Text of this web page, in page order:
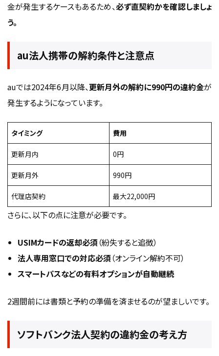
金が発生するケースもあるため、必ず直契約かを確認しましょ
う。
au法人携帯の解約条件と注意点
auでは2024年6月以降、更新月外の解約に990円の違約金が
発生するようになっています。
タイミング 費用
更新月内 0円
更新月外 990円
代理店契約 最大22,000円
さらに、以下の点に注意が必要です。
USIMカードの返却必須 （紛失すると追徴）
法人専用窓口での対応必須 （オンライン解約不可）
スマートパスなどの有料オプションが自動継続
2週間前には書類と予約の準備を済ませるのが望ましいです。
ソフトバンク法人契約の違約金の考え方